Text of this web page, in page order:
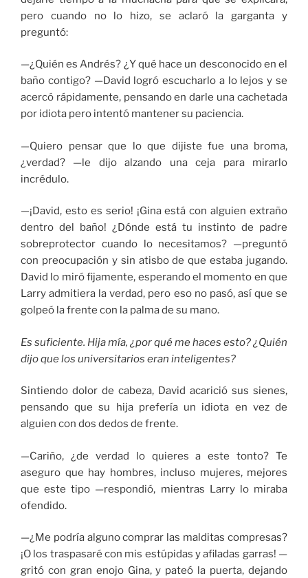
pero cuando no lo hizo, se aclaró la garganta y
preguntó:
—¿Quién es Andrés? ¿Y qué hace un desconocido en el
baño contigo? —David logró escucharlo a lo lejos y se
acercó rápidamente, pensando en darle una cachetada
por idiota pero intentó mantener su paciencia.
—Quiero pensar que lo que dijiste fue una broma,
¿verdad? —le dijo alzando una ceja para mirarlo
incrédulo.
—¡David, esto es serio! ¡Gina está con alguien extraño
dentro del baño! ¿Dónde está tu instinto de padre
sobreprotector cuando lo necesitamos? —preguntó
con preocupación y sin atisbo de que estaba jugando.
David lo miró fijamente, esperando el momento en que
Larry admitiera la verdad, pero eso no pasó, así que se
golpeó la frente con la palma de su mano.
Es suficiente. Hija mía, ¿por qué me haces esto? ¿Quién
dijo que los universitarios eran inteligentes?
Sintiendo dolor de cabeza, David acarició sus sienes,
pensando que su hija prefería un idiota en vez de
alguien con dos dedos de frente.
—Cariño, ¿de verdad lo quieres a este tonto? Te
aseguro que hay hombres, incluso mujeres, mejores
que este tipo —respondió, mientras Larry lo miraba
ofendido.
—¿Me podría alguno comprar las malditas compresas?
¡O los traspasaré con mis estúpidas y afiladas garras! —
gritó con gran enojo Gina, y pateó la puerta, dejando